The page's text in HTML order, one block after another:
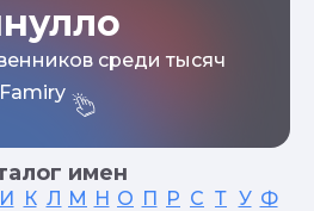
среди тысяч
имен
И К Л М Н О П Р С Т У Ф